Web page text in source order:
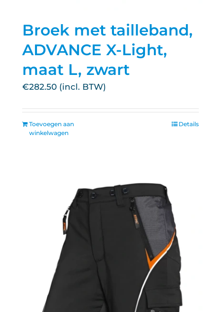
Broek met tailleband,
ADVANCE X-Light,
maat L, zwart
€282.50
Toevoegen aan
winkelwagen
Details